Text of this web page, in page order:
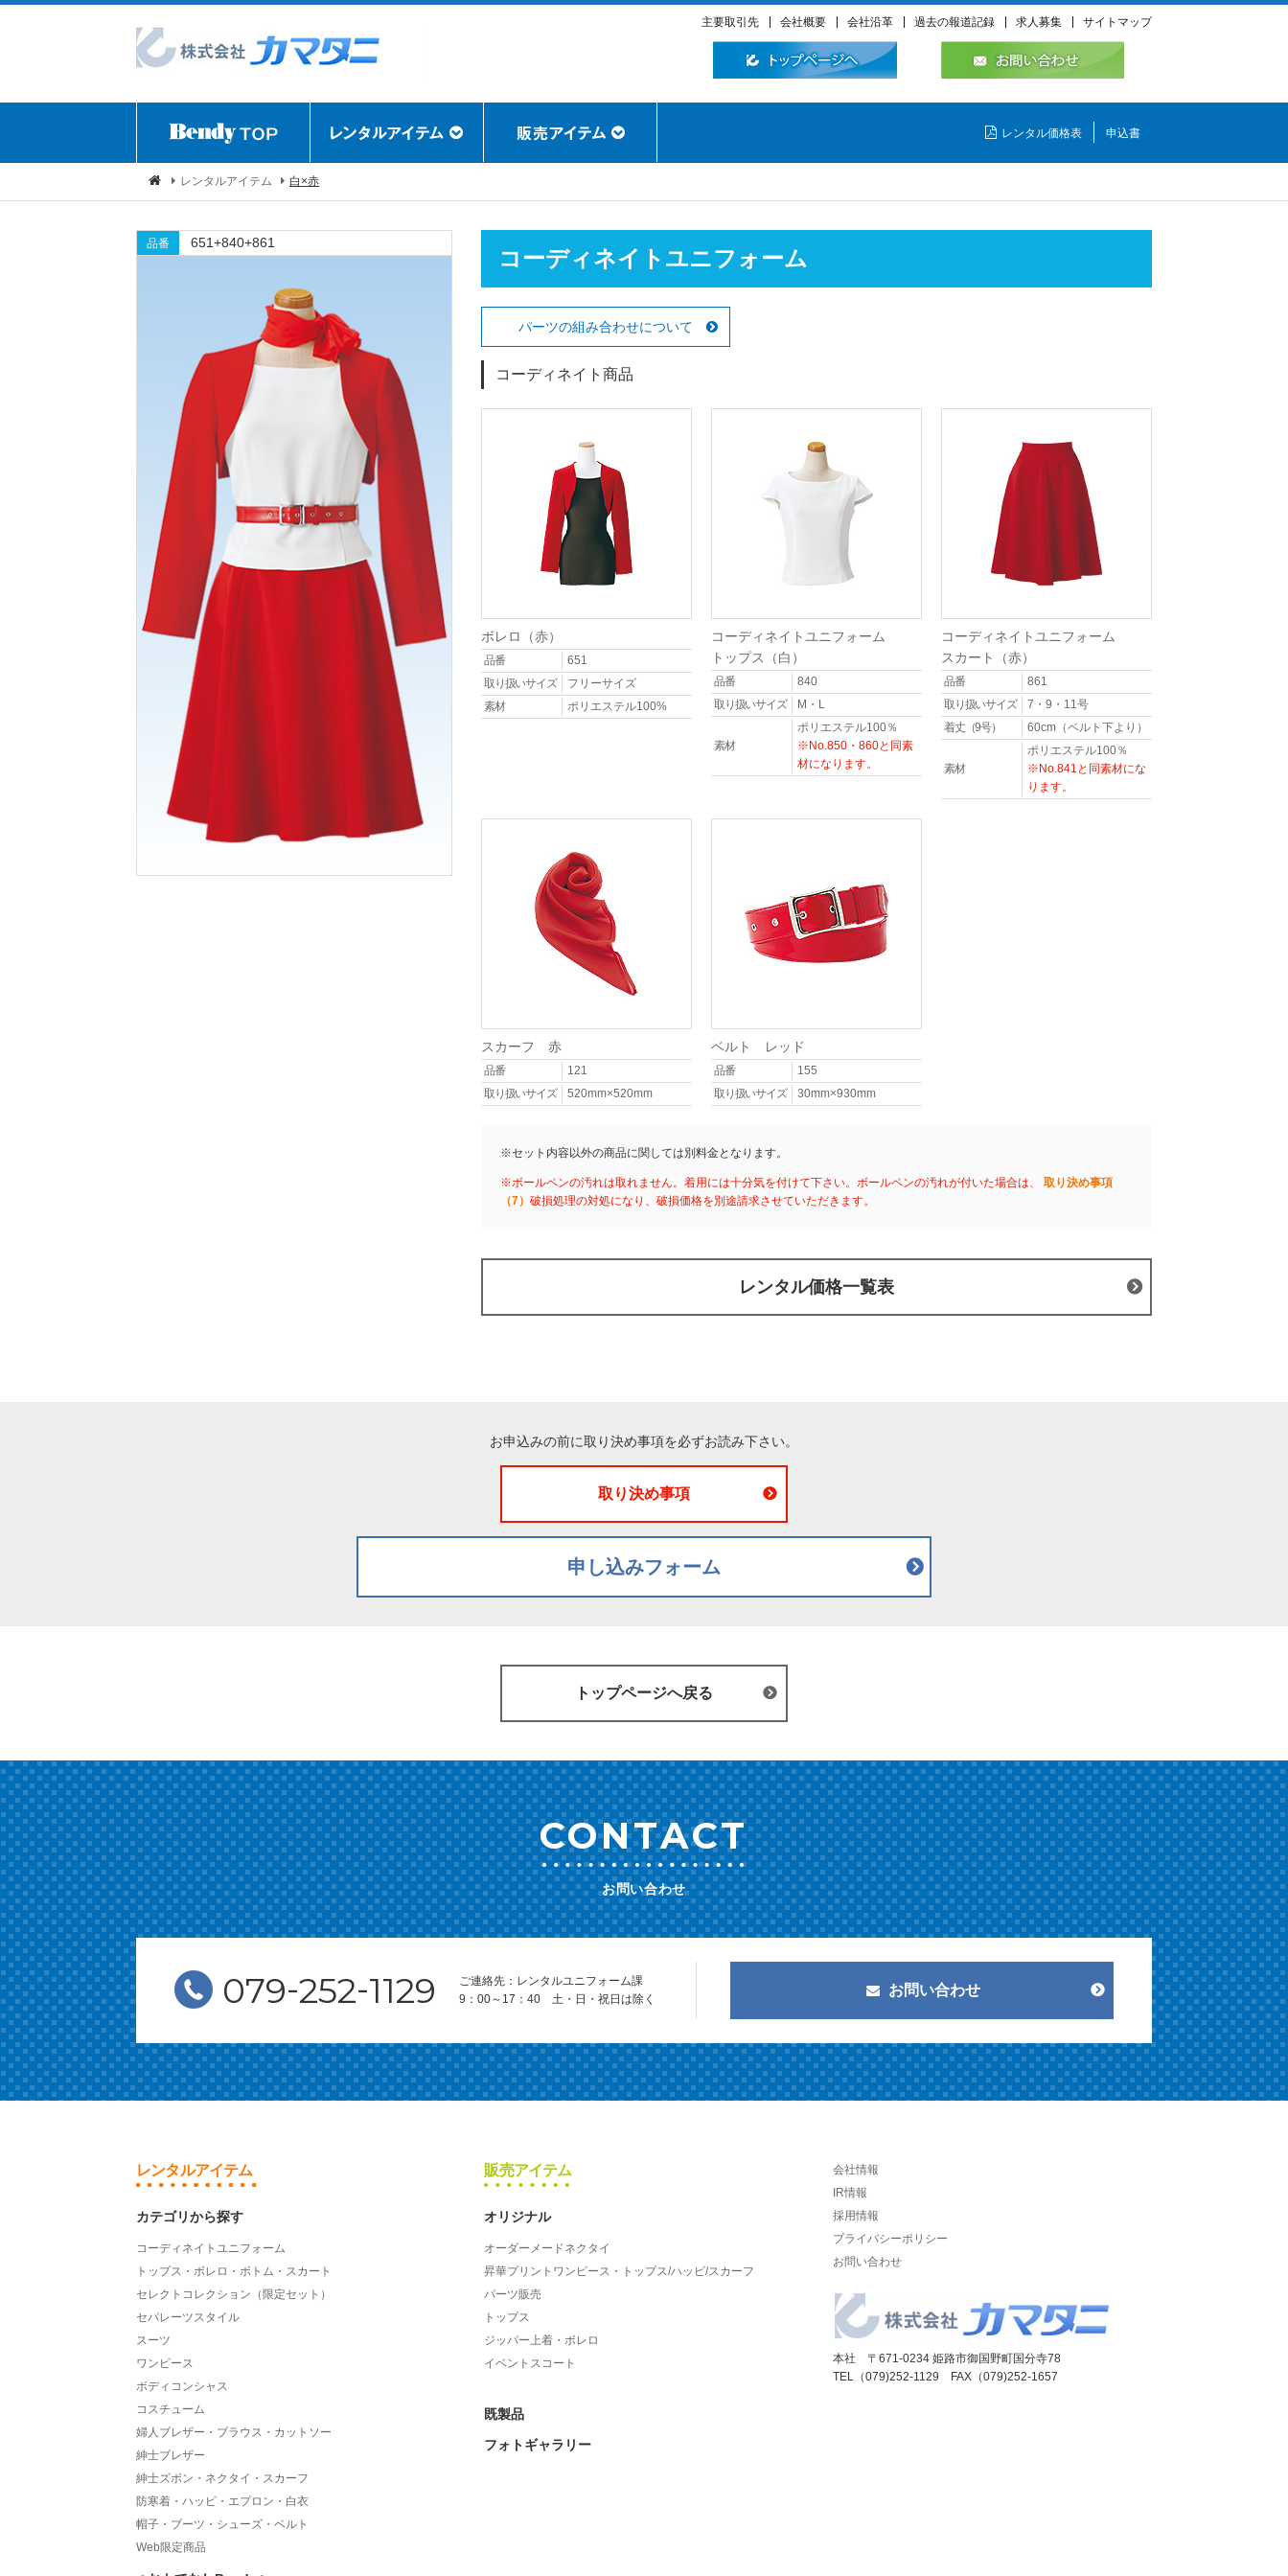
主要取引先 会社概要 会社沿革 過去の報道記録 求人募集 サイトマップ
レンタル価格表 申込書
レンタルアイテム 白×赤
品番 651+840+861
コーディネイトユニフォーム
パーツの組み合わせについて
コーディネイト商品
ボレロ（赤）
品番
651
取り扱いサイズ
フリーサイズ
素材
ポリエステル100%
コーディネイトユニフォーム
トップス（白）
品番
840
取り扱いサイズ
M・L
素材
ポリエステル100％
※No.850・860と同素
材になります。
コーディネイトユニフォーム
スカート（赤）
品番
861
取り扱いサイズ
7・9・11号
着丈（9号）
60cm（ベルト下より）
素材
ポリエステル100％
※No.841と同素材にな
ります。
スカーフ 赤
品番
121
取り扱いサイズ
520mm×520mm
ベルト レッド
品番
155
取り扱いサイズ
30mm×930mm
※セット内容以外の商品に関しては別料金となります。
※ボールペンの汚れは取れません。着用には十分気を付けて下さい。ボールペンの汚れが付いた場合は、 取り決め事項
（7） 破損処理の対処になり、破損価格を別途請求させていただきます。
レンタル価格一覧表
お申込みの前に取り決め事項を必ずお読み下さい。
取り決め事項
申し込みフォーム
トップページへ戻る
CONTACT
お問い合わせ
079-252-1129
ご連絡先：レンタルユニフォーム課
9：00～17：40 土・日・祝日は除く
お問い合わせ
レンタルアイテム
カテゴリから探す
コーディネイトユニフォーム
トップス・ボレロ・ボトム・スカート
セレクトコレクション（限定セット）
セパレーツスタイル
スーツ
ワンピース
ボディコンシャス
コスチューム
婦人ブレザー・ブラウス・カットソー
紳士ブレザー
紳士ズボン・ネクタイ・スカーフ
防寒着・ハッピ・エプロン・白衣
帽子・ブーツ・シューズ・ベルト
Web限定商品
販売アイテム
オリジナル
オーダーメードネクタイ
昇華プリントワンピース・トップス/ハッピ/スカーフ
パーツ販売
トップス
ジッパー上着・ボレロ
イベントスコート
既製品
フォトギャラリー
会社情報
IR情報
採用情報
プライバシーポリシー
お問い合わせ
本社 〒671-0234 姫路市御国野町国分寺78
TEL（079)252-1129 FAX（079)252-1657